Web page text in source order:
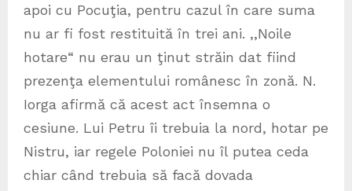
apoi cu Pocuţia, pentru cazul în care suma
nu ar fi fost restituită în trei ani. ,,Noile
hotare“ nu erau un ţinut străin dat fiind
prezenţa elementului românesc în zonă. N.
Iorga afirmă că acest act însemna o
cesiune. Lui Petru îi trebuia la nord, hotar pe
Nistru, iar regele Poloniei nu îl putea ceda
chiar când trebuia să facă dovada